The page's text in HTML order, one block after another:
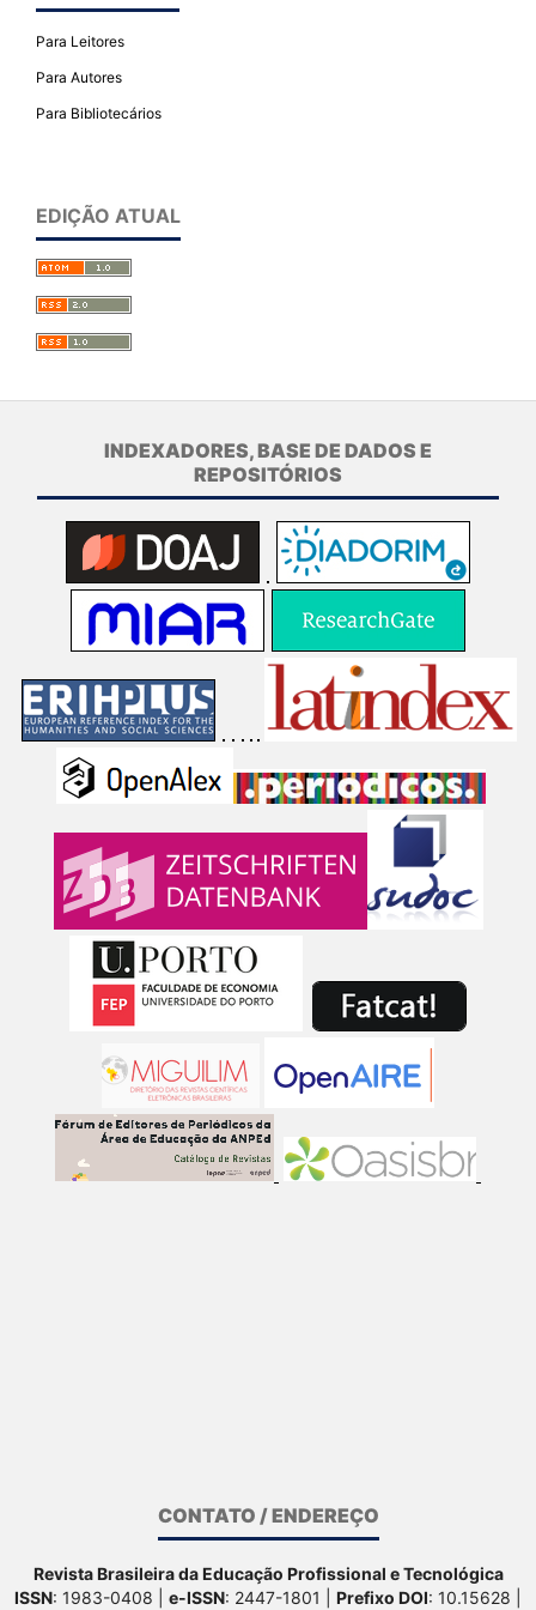
Para Leitores
Para Autores
Para Bibliotecários
EDIÇÃO ATUAL
INDEXADORES, BASE DE DADOS E
REPOSITÓRIOS
CONTATO / ENDEREÇO
Revista Brasileira da Educação Profissional e Tecnológica
ISSN: 1983-0408 | e-ISSN: 2447-1801 | Prefixo DOI: 10.15628 |